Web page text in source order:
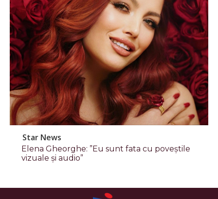
Star News
Elena Gheorghe: ”Eu sunt fata cu poveștile
vizuale și audio”